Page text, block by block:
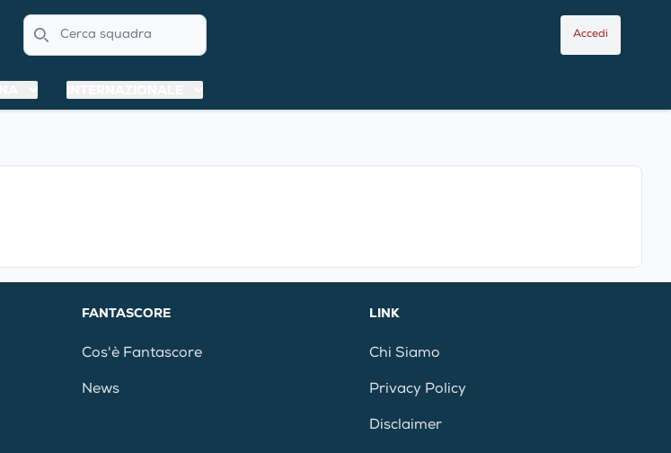
Search
Accedi
FANTASCORE
Cos'è Fantascore
News
LINK
Chi Siamo
Privacy Policy
Disclaimer